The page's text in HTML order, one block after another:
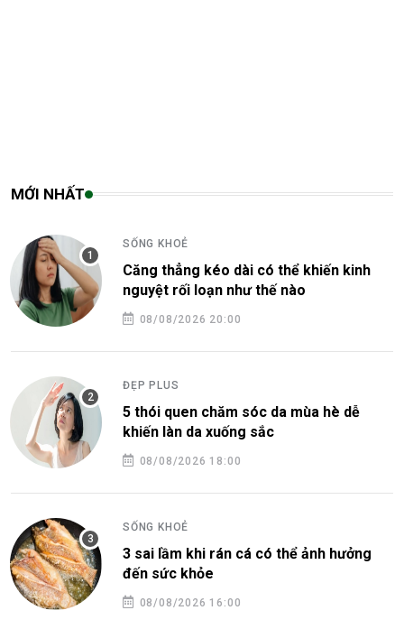
MỚI NHẤT
SỐNG KHOẺ
Căng thẳng kéo dài có thể khiến kinh
nguyệt rối loạn như thế nào
08/08/2026 20:00
ĐẸP PLUS
5 thói quen chăm sóc da mùa hè dễ
khiến làn da xuống sắc
08/08/2026 18:00
SỐNG KHOẺ
3 sai lầm khi rán cá có thể ảnh hưởng
đến sức khỏe
08/08/2026 16:00